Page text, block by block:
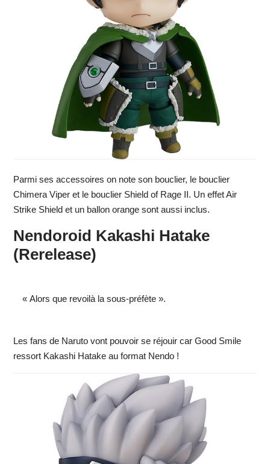
Parmi ses accessoires on note son bouclier, le bouclier
Chimera Viper et le bouclier Shield of Rage II. Un effet Air
Strike Shield et un ballon orange sont aussi inclus.
Nendoroid Kakashi Hatake
(Rerelease)
« Alors que revoilà la sous-préfète ».
Les fans de Naruto vont pouvoir se réjouir car Good Smile
ressort Kakashi Hatake au format Nendo !